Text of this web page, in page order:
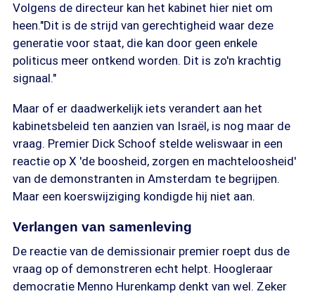
Volgens de directeur kan het kabinet hier niet om
heen."Dit is de strijd van gerechtigheid waar deze
generatie voor staat, die kan door geen enkele
politicus meer ontkend worden. Dit is zo'n krachtig
signaal."
Maar of er daadwerkelijk iets verandert aan het
kabinetsbeleid ten aanzien van Israël, is nog maar de
vraag. Premier Dick Schoof stelde weliswaar in een
reactie op X 'de boosheid, zorgen en machteloosheid'
van de demonstranten in Amsterdam te begrijpen.
Maar een koerswijziging kondigde hij niet aan.
Verlangen van samenleving
De reactie van de demissionair premier roept dus de
vraag op of demonstreren echt helpt. Hoogleraar
democratie Menno Hurenkamp denkt van wel. Zeker